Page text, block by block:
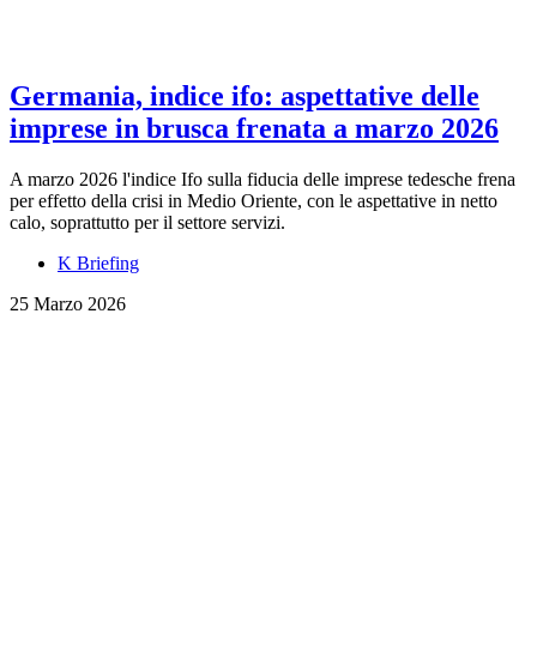
Germania, indice ifo: aspettative delle
imprese in brusca frenata a marzo 2026
A marzo 2026 l'indice Ifo sulla fiducia delle imprese tedesche frena
per effetto della crisi in Medio Oriente, con le aspettative in netto
calo, soprattutto per il settore servizi.
K Briefing
25 Marzo 2026